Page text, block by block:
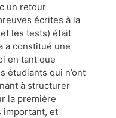
un retour
écrites à la
les tests) était
a constitué une
en tant que
étudiants qui n’ont
à structurer
la première
important, et